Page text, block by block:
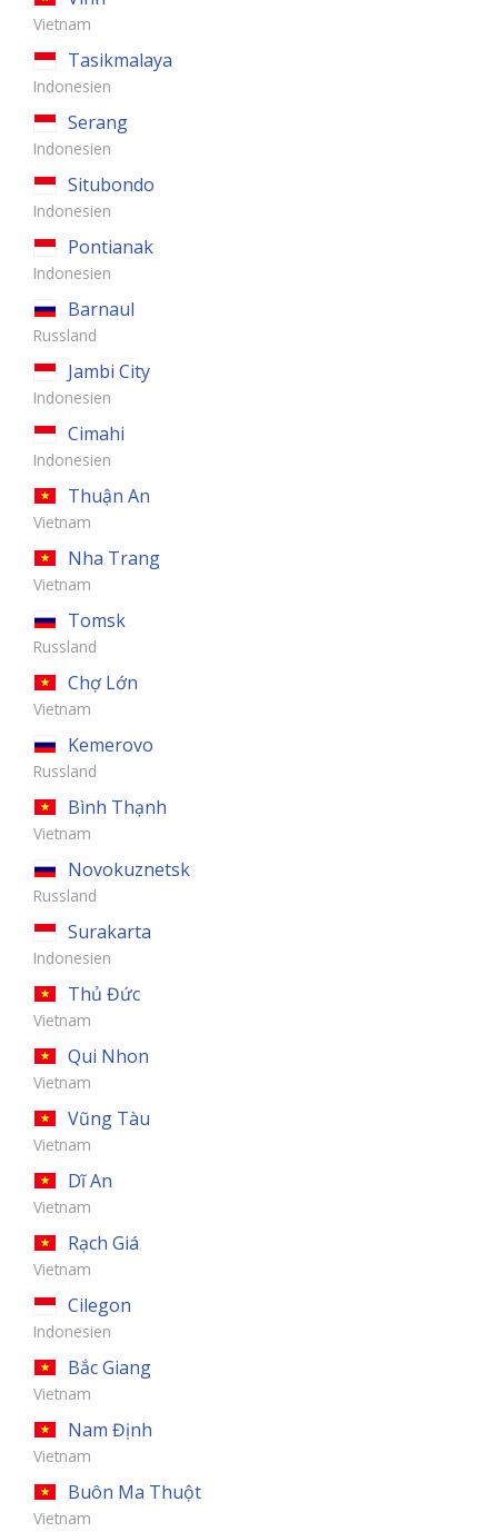
Vietnam
Tasikmalaya
Indonesien
Serang
Indonesien
Situbondo
Indonesien
Pontianak
Indonesien
Barnaul
Russland
Jambi City
Indonesien
Cimahi
Indonesien
Thuận An
Vietnam
Nha Trang
Vietnam
Tomsk
Russland
Chợ Lớn
Vietnam
Kemerovo
Russland
Bình Thạnh
Vietnam
Novokuznetsk
Russland
Surakarta
Indonesien
Thủ Đức
Vietnam
Qui Nhon
Vietnam
Vũng Tàu
Vietnam
Dĩ An
Vietnam
Rạch Giá
Vietnam
Cilegon
Indonesien
Bắc Giang
Vietnam
Nam Định
Vietnam
Buôn Ma Thuột
Vietnam